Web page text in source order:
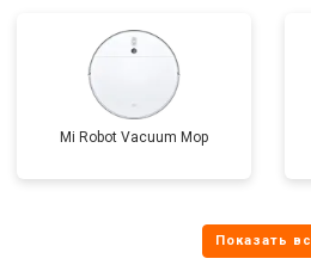
Mi Robot Vacuum Mop